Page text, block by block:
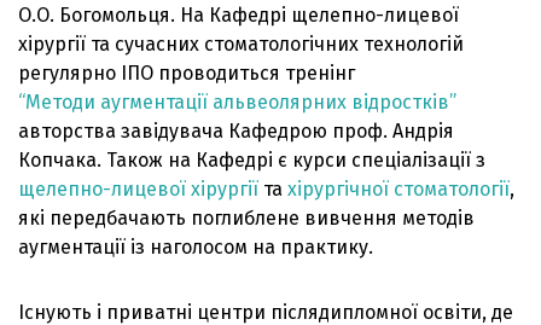
О.О. Богомольця. На Кафедрі щелепно-лицевої
хірургії та сучасних стоматологічних технологій
регулярно ІПО проводиться тренінг
“Методи аугментації альвеолярних відростків”
авторства завідувача Кафедрою проф. Андрія
Копчака. Також на Кафедрі є курси спеціалізації з
щелепно-лицевої хірургії та хірургічної стоматології,
які передбачають поглиблене вивчення методів
аугментації із наголосом на практику.
Існують і приватні центри післядипломної освіти, де